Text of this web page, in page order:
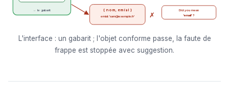
← le gabarit { nom, emial }
emial: 'sam@exemple.fr' ✗
Did you mean
'email' ?
L'interface : un gabarit ; l'objet conforme passe, la faute de
frappe est stoppée avec suggestion.